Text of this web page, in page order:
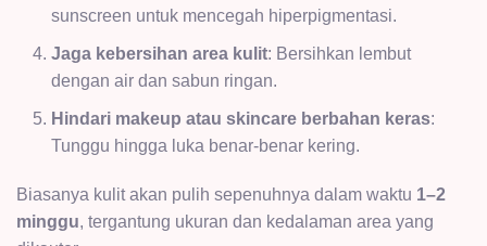
sunscreen untuk mencegah hiperpigmentasi.
Jaga kebersihan area kulit: Bersihkan lembut
dengan air dan sabun ringan.
Hindari makeup atau skincare berbahan keras:
Tunggu hingga luka benar-benar kering.
Biasanya kulit akan pulih sepenuhnya dalam waktu 1–2
minggu, tergantung ukuran dan kedalaman area yang